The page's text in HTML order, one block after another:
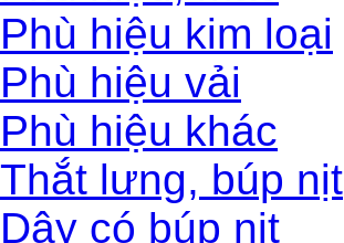
Phù hiệu kim loại
Phù hiệu vải
Phù hiệu khác
Thắt lưng, búp nịt
Dây có búp nịt